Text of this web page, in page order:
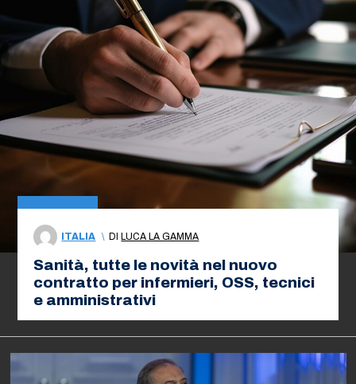
ITALIA \ DI LUCA LA GAMMA
Sanità, tutte le novità nel nuovo
contratto per infermieri, OSS, tecnici
e amministrativi